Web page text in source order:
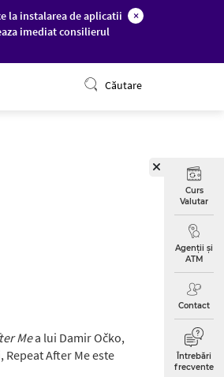
la instalarea de aplicatii
imediat consilierul
×
Căutare
Curs
Valutar
Agenții și
ATM
Contact
Întrebări
frecvente
Mea lui Damir Očko,
After Me este